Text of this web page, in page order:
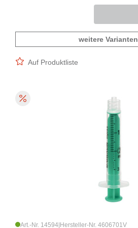
weitere Varianten
Auf Produktliste
Art.-Nr. 14594 Hersteller-Nr. 4606701V